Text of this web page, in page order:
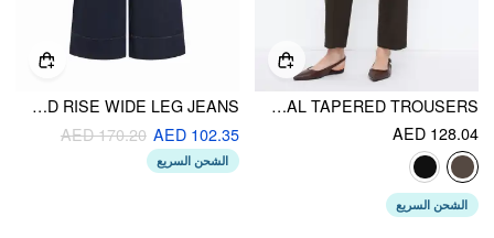
MID RISE ASYMMETRICAL TAPERED TROUSERS
AED 128.04
الشحن السريع
CIDER DENIM MID RISE WIDE LEG JEANS
AED 102.35
AED 170.20
الشحن السريع